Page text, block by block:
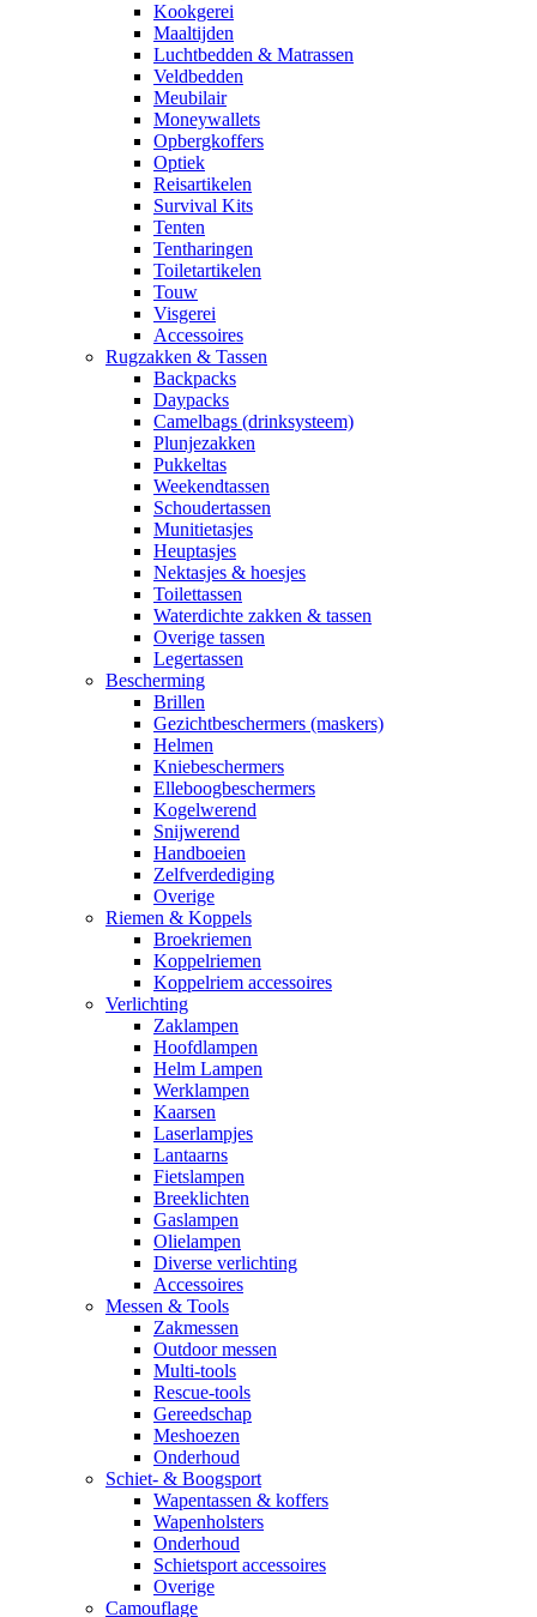
Kookgerei
Maaltijden
Luchtbedden & Matrassen
Veldbedden
Meubilair
Moneywallets
Opbergkoffers
Optiek
Reisartikelen
Survival Kits
Tenten
Tentharingen
Toiletartikelen
Touw
Visgerei
Accessoires
Rugzakken & Tassen
Backpacks
Daypacks
Camelbags (drinksysteem)
Plunjezakken
Pukkeltas
Weekendtassen
Schoudertassen
Munitietasjes
Heuptasjes
Nektasjes & hoesjes
Toilettassen
Waterdichte zakken & tassen
Overige tassen
Legertassen
Bescherming
Brillen
Gezichtbeschermers (maskers)
Helmen
Kniebeschermers
Elleboogbeschermers
Kogelwerend
Snijwerend
Handboeien
Zelfverdediging
Overige
Riemen & Koppels
Broekriemen
Koppelriemen
Koppelriem accessoires
Verlichting
Zaklampen
Hoofdlampen
Helm Lampen
Werklampen
Kaarsen
Laserlampjes
Lantaarns
Fietslampen
Breeklichten
Gaslampen
Olielampen
Diverse verlichting
Accessoires
Messen & Tools
Zakmessen
Outdoor messen
Multi-tools
Rescue-tools
Gereedschap
Meshoezen
Onderhoud
Schiet- & Boogsport
Wapentassen & koffers
Wapenholsters
Onderhoud
Schietsport accessoires
Overige
Camouflage